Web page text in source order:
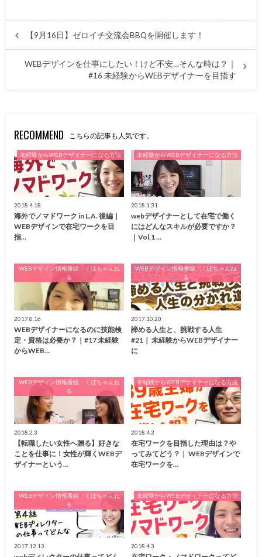
【9月16日】ゼロイチ交流会BBQを開催します！
WEBデザインを仕事にしたい！けど不安…そんな時は？｜
#16 未経験からWEBデザイナーを目指す
RECOMMEND こちらの記事も人気です。
未経験からWEBデザイナーになる方法
2018.4.18
海外でノマドワーク in L.A. 後編｜
WEBデザインで在宅ワークを目
指…
未経験からWEBデザイナーになる方法
2018.1.31
webデザイナーとして在宅で働く
にはどんなスキルが必要ですか？
｜Vol.1 …
WEBデザイン情報番組：くぼちゃんね
る
2017.8.16
WEBデザイナーになるのに技能検
定・資格は必要か？｜#17 未経験
からWEB…
WEBデザイン情報番組：くぼちゃんね
る
2017.10.20
諦める人生と、挑戦する人生
#21｜ 未経験からWEBデザイナー
に
WEBデザイン情報番組：くぼちゃんね
る
2018.2.3
【転職したい女性へ贈る】好きな
ことを仕事に！女性が輝くWEBデ
ザイナーという…
未経験からWEBデザイナーになる方法
2018.4.3
在宅ワークを目指した理由は？や
ってみてどう？｜ WEBデザインで
在宅ワークを…
WEBデザイン情報番組：くぼちゃんね
る
2017.12.13
未経験からWEBデザイナーになる方法
2018.4.3